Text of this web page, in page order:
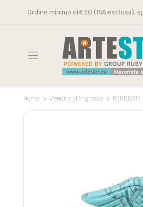
Ordine minimo di € 50 (IVA esclusa),
Home Vendita all'ingrosso PENDENTI